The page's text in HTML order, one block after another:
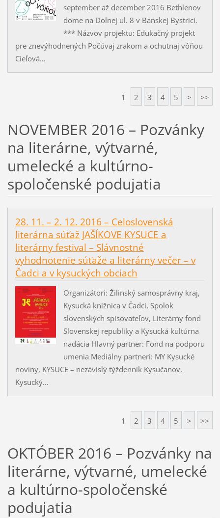
september až december 2016 Bethlenov
dome na Dolnej ul. 8 v Banskej Bystrici.
*** Názvov projektu: Edukačný projekt
pre znevýhodnených Počúvaj zrakom a ochutnaj vôňou
Cieľová...
1 2 3 4 5 > >>
NOVEMBER 2016 – Pozvánky
na literárne, výtvarné,
umelecké a kultúrno-
spoločenské podujatia
28. 11. – 2. 12. 2016 – Celoslovenská
literárna súťaž JAŠÍKOVE KYSUCE a
literárny festival – Slávnostné
vyhodnotenie súťaže a literárny večer – v
Čadci a v kysuckých obciach
Organizátori: Žilinský samosprávny kraj,
Kysucká knižnica v Čadci, Spolok
slovenských spisovateľov, Literárny fond
Slovenskej republiky a Kysucká kultúrna
nadácia Hlavný partner: Fond na podporu
umenia Mediálny partneri: MY Kysucké
noviny, KYSUCE – nezávislý týždenník Kysučanov,
Kysucký...
1 2 3 4 5 > >>
OKTÓBER 2016 – Pozvánky na
literárne, výtvarné, umelecké
a kultúrno-spoločenské
podujatia